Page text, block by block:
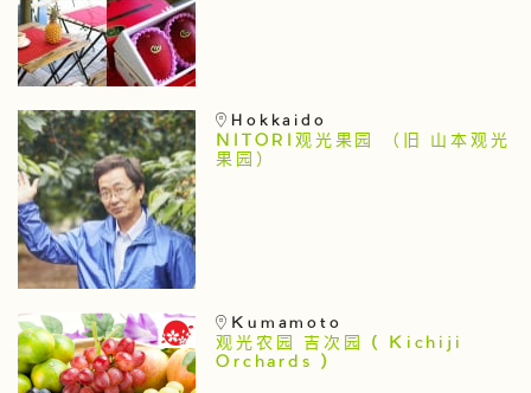
Hokkaido
NITORI观光果园 （旧 山本观光
果园）
Kumamoto
观光农园 吉次园 ( Kichiji
Orchards )